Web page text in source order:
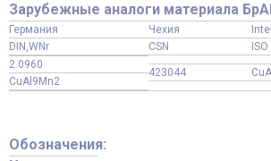
Зарубежные аналоги материала
Германия Чехия
DIN,WNr
CSN
ISO
2.0960
CuAl9Mn2
423044
Обозначения: